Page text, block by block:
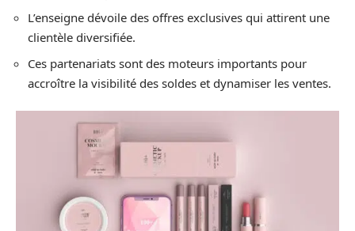
L’enseigne dévoile des offres exclusives qui attirent une
clientèle diversifiée.
Ces partenariats sont des moteurs importants pour
accroître la visibilité des soldes et dynamiser les ventes.